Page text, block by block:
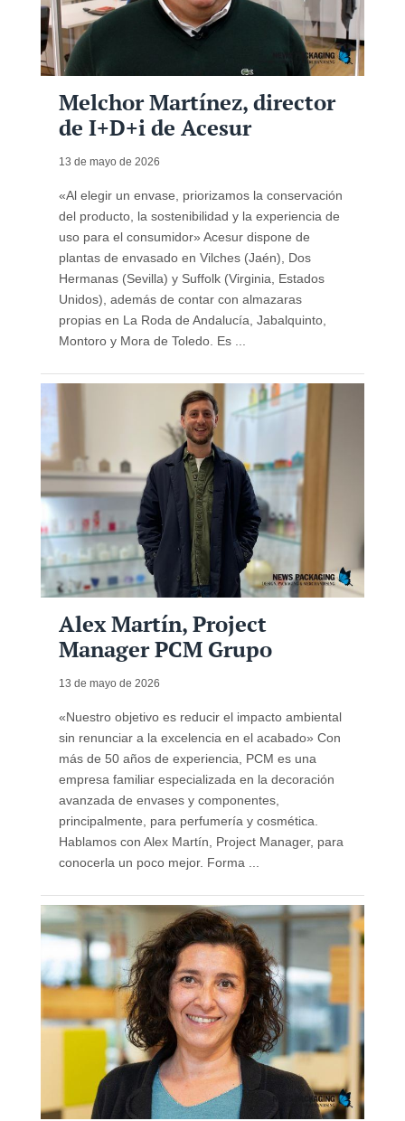
Melchor Martínez, director
de I+D+i de Acesur
13 de mayo de 2026
«Al elegir un envase, priorizamos la conservación
del producto, la sostenibilidad y la experiencia de
uso para el consumidor» Acesur dispone de
plantas de envasado en Vilches (Jaén), Dos
Hermanas (Sevilla) y Suffolk (Virginia, Estados
Unidos), además de contar con almazaras
propias en La Roda de Andalucía, Jabalquinto,
Montoro y Mora de Toledo. Es ...
Alex Martín, Project
Manager PCM Grupo
13 de mayo de 2026
«Nuestro objetivo es reducir el impacto ambiental
sin renunciar a la excelencia en el acabado» Con
más de 50 años de experiencia, PCM es una
empresa familiar especializada en la decoración
avanzada de envases y componentes,
principalmente, para perfumería y cosmética.
Hablamos con Alex Martín, Project Manager, para
conocerla un poco mejor. Forma ...